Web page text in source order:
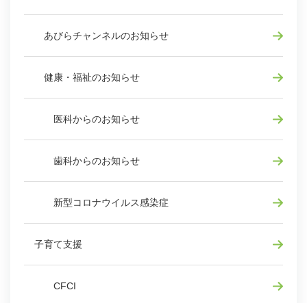
あびらチャンネルのお知らせ
健康・福祉のお知らせ
医科からのお知らせ
歯科からのお知らせ
新型コロナウイルス感染症
子育て支援
CFCI